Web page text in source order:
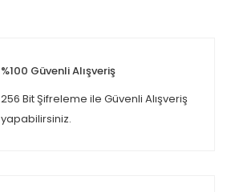
%100 Güvenli Alışveriş
256 Bit Şifreleme ile Güvenli Alışveriş
yapabilirsiniz.